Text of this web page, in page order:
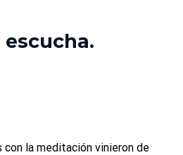
la meditación vinieron de